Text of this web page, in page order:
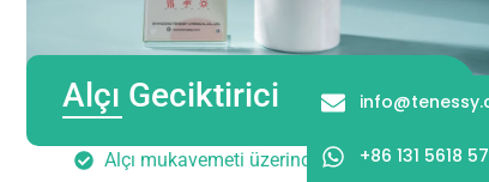
Alçı Geciktirici
Alçı mukavemeti üzerinde minimum etki.
+86 131 5618